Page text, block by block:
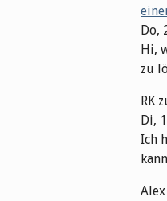
Do,
Hi,
zu
RK
Di,
Ich
Alex